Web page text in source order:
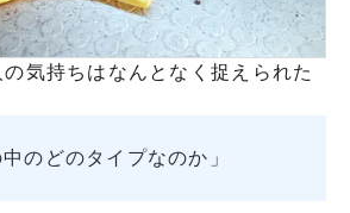
気持ちはなんとなく捉えられた
のどのタイプなのか」